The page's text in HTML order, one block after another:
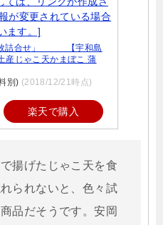
枚詰合せ」 【宇和島
産じゃこ天かまぼこ 蒲
別) (2018/12/21時点)
楽天で購入
揚げたじゃこ天を食
られないと、色々試
品だそうです。安岡